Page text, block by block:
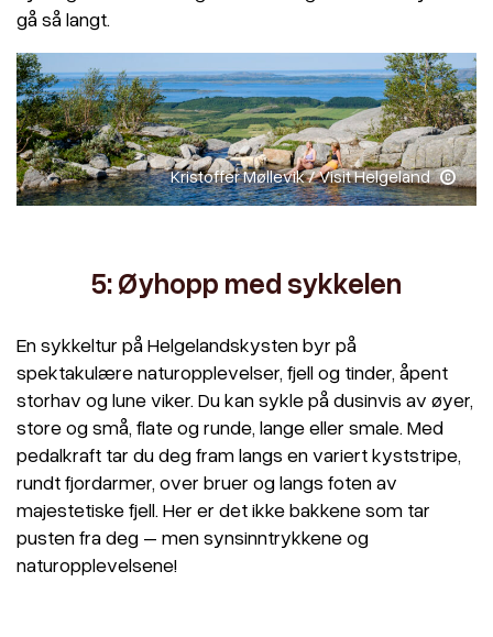
gå så langt.
Kristoffer Møllevik / Visit Helgeland
5: Øyhopp med sykkelen
En sykkeltur på Helgelandskysten byr på
spektakulære naturopplevelser, fjell og tinder, åpent
storhav og lune viker. Du kan sykle på dusinvis av øyer,
store og små, flate og runde, lange eller smale. Med
pedalkraft tar du deg fram langs en variert kyststripe,
rundt fjordarmer, over bruer og langs foten av
majestetiske fjell. Her er det ikke bakkene som tar
pusten fra deg – men synsinntrykkene og
naturopplevelsene!